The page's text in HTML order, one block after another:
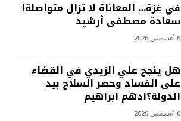
في غزة… المعاناة لا تزال متواصلة!
سعادة مصطفى أرشيد
6 أغسطس,2026
هل ينجح علي الزيدي في القضاء
على الفساد وحصر السلاح بيد
الدولة؟ادهم ابراهيم
6 أغسطس,2026